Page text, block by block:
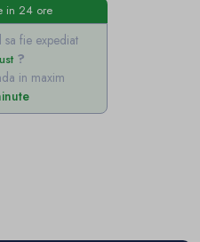
in 24 ore
fie expediat
in maxim